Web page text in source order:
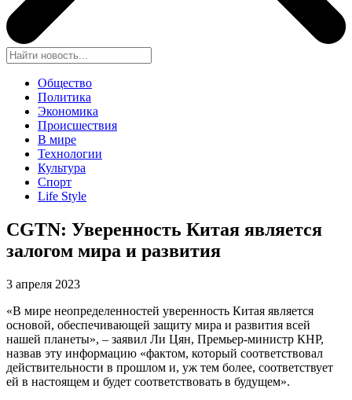
Общество
Политика
Экономика
Происшествия
В мире
Технологии
Культура
Спорт
Life Style
CGTN: Уверенность Китая является
залогом мира и развития
3 апреля 2023
«В мире неопределенностей уверенность Китая является
основой, обеспечивающей защиту мира и развития всей
нашей планеты», – заявил Ли Цян, Премьер-министр КНР,
назвав эту информацию «фактом, который соответствовал
действительности в прошлом и, уж тем более, соответствует
ей в настоящем и будет соответствовать в будущем».